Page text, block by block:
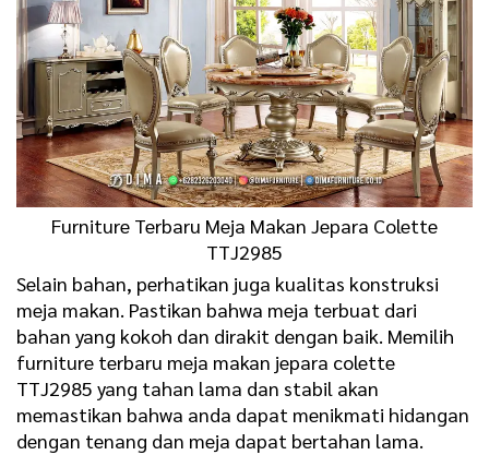
Furniture Terbaru Meja Makan Jepara Colette
TTJ2985
Selain bahan, perhatikan juga kualitas konstruksi
meja makan. Pastikan bahwa meja terbuat dari
bahan yang kokoh dan dirakit dengan baik. Memilih
furniture terbaru meja makan jepara colette
TTJ2985 yang tahan lama dan stabil akan
memastikan bahwa anda dapat menikmati hidangan
dengan tenang dan meja dapat bertahan lama.